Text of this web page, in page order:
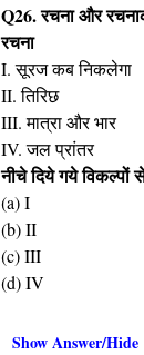
Q26. रचना और
रचना
I. सूरज कब
II.
III. मात्रा
IV. जल
नीचे दिये गये विकल्पों
(a) I
(b) II
(c) III
(d) IV
Show Answer/Hide